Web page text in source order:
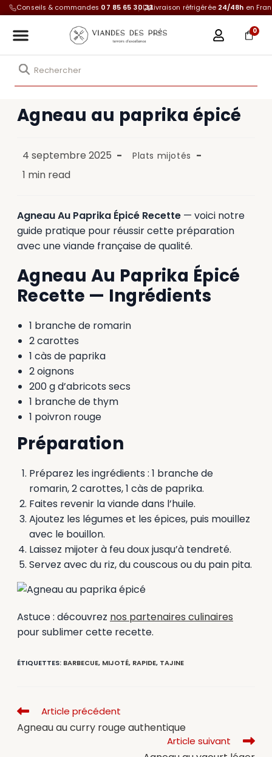
Conseils & commandes 07 85 65 30 33Livraison réfrigérée 24/48h en
0
Agneau au paprika épicé
4 septembre 2025 Plats mijotés
1 min read
Agneau Au Paprika Épicé Recette — voici notre
guide pratique pour réussir cette préparation
avec une viande française de qualité.
Agneau Au Paprika Épicé
Recette — Ingrédients
1 branche de romarin
2 carottes
1 càs de paprika
2 oignons
200 g d’abricots secs
1 branche de thym
1 poivron rouge
Préparation
Préparez les ingrédients : 1 branche de
romarin, 2 carottes, 1 càs de paprika.
Faites revenir la viande dans l’huile.
Ajoutez les légumes et les épices, puis mouillez
avec le bouillon.
Laissez mijoter à feu doux jusqu’à tendreté.
Servez avec du riz, du couscous ou du pain pita.
Astuce : découvrez nos partenaires culinaires
pour sublimer cette recette.
ÉTIQUETTES: BARBECUE, MIJOTÉ, RAPIDE, TAJINE
Article précédent
Agneau au curry rouge authentique
Article suivant